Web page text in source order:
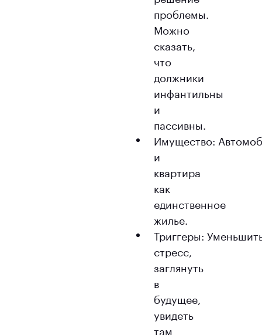
проблемы.
Можно
сказать,
что
должники
инфантильны
и
пассивны.
Имущество:
и
квартира
как
единственное
жилье.
Триггеры:
стресс,
заглянуть
в
будущее,
увидеть
там